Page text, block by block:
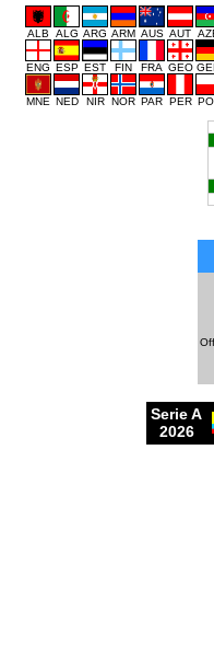
ALB ALG ARG ARM AUS AUT
ENG ESP EST FIN FRA GEO
MNE NED NIR NOR PAR PER
Serie A
2026